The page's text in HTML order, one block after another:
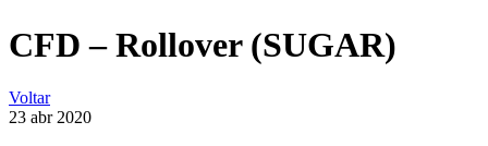
CFD – Rollover (SUGAR)
Voltar
23 abr 2020